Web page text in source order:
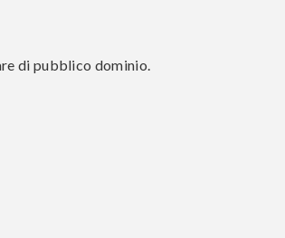
di pubblico dominio.